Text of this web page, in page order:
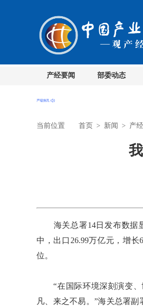
产经要闻 部委动态
当前位置 首页 > 新闻 > 产
海关总署14日发布数据显
中，出口26.99万亿元，增
位。
“在国际环境深刻演变、
凡、来之不易。”海关总署